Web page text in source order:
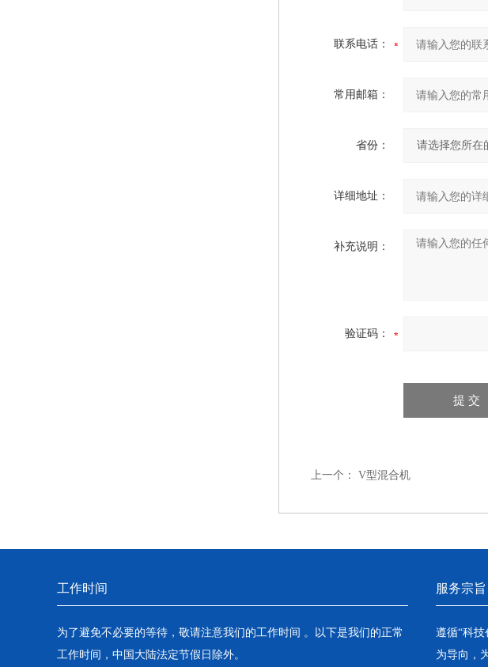
联系电话：
常用邮箱：
省份：
详细地址：
补充说明：
验证码：
上一个： V型混合机
工作时间
为了避免不必要的等待，敬请注意我们的工作时间 。以下是我们的正常
工作时间，中国大陆法定节假日除外。
服务宗旨
遵循“科
为导向，